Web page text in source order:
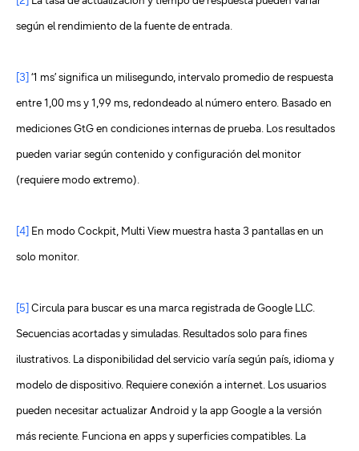
según el rendimiento de la fuente de entrada.
[3] ‘1 ms’ significa un milisegundo, intervalo promedio de respuesta
entre 1,00 ms y 1,99 ms, redondeado al número entero. Basado en
mediciones GtG en condiciones internas de prueba. Los resultados
pueden variar según contenido y configuración del monitor
(requiere modo extremo).
[4] En modo Cockpit, Multi View muestra hasta 3 pantallas en un
solo monitor.
[5] Circula para buscar es una marca registrada de Google LLC.
Secuencias acortadas y simuladas. Resultados solo para fines
ilustrativos. La disponibilidad del servicio varía según país, idioma y
modelo de dispositivo. Requiere conexión a internet. Los usuarios
pueden necesitar actualizar Android y la app Google a la versión
más reciente. Funciona en apps y superficies compatibles. La